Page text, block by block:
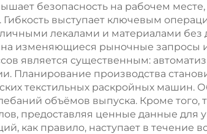
безопасность на рабочем
Гибкость выступает ключевым
лекалами и материалами без
изменяющиеся рыночные запросы
является существенным:
Планирование производства
текстильных раскройных машин.
объёмов выпуска. Кроме
предоставляя ценные данные
как правило, наступает в течение